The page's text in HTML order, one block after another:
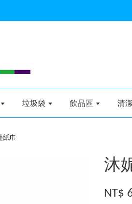
垃圾袋 飲品區 清
紙巾
沐
NT$